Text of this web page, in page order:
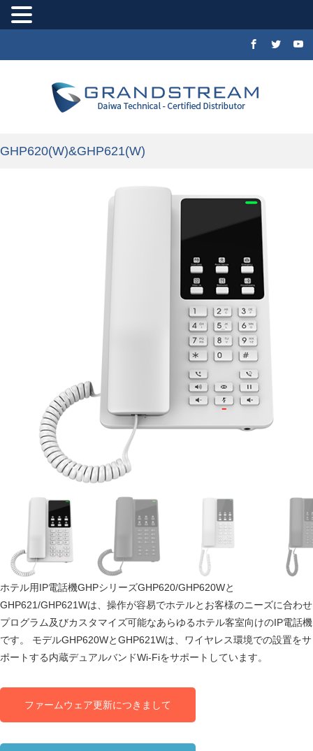
GHP620(W)&GHP621(W)
ホテル用IP電話機GHPシリーズGHP620/GHP620Wと
GHP621/GHP621Wは、操作が容易でホテルとお客様のニーズに合わせ
プログラム及びカスタマイズ可能なあらゆるホテル客室向けのIP電話機
です。 モデルGHP620WとGHP621Wは、ワイヤレス環境での設置をサ
ポートする内蔵デュアルバンドWi-Fiをサポートしています。
ファームウェア更新につきまして